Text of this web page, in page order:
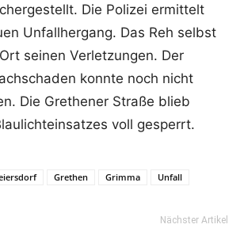
Die Polizei ermittelt
Unfallhergang. Das Reh selbst
seinen Verletzungen. Der
konnte noch nicht
Die Grethener Straße blieb
voll gesperrt.
Grethen Grimma Unfall
Nächster Artikel